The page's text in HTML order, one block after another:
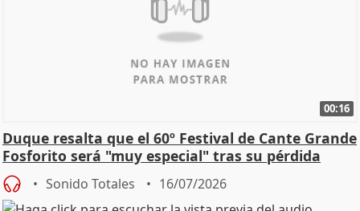
00:16
Duque resalta que el 60º Festival de Cante Grande
Fosforito será "muy especial" tras su pérdida
Sonido Totales 16/07/2026